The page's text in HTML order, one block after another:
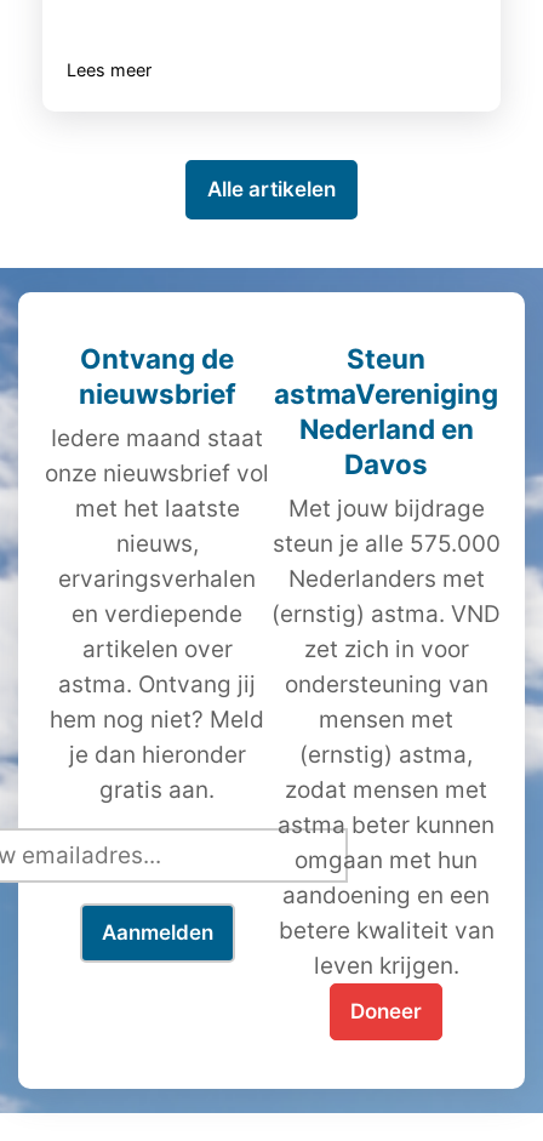
Lees meer
Alle artikelen
Ontvang de
nieuwsbrief
Iedere maand staat
onze nieuwsbrief vol
met het laatste
nieuws,
ervaringsverhalen
en verdiepende
artikelen over
astma. Ontvang jij
hem nog niet? Meld
je dan hieronder
gratis aan.
Steun
astmaVereniging
Nederland en
Davos
Met jouw bijdrage
steun je alle 575.000
Nederlanders met
(ernstig) astma. VND
zet zich in voor
ondersteuning van
mensen met
(ernstig) astma,
zodat mensen met
astma beter kunnen
omgaan met hun
aandoening en een
betere kwaliteit van
leven krijgen.
Doneer